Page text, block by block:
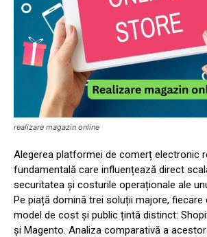
realizare magazin online
Alegerea platformei de comerț electronic
fundamentală care influențează direct
securitatea și costurile operaționale ale
Pe piață domină trei soluții majore, fiecare
model de cost și public țintă distinct:
și Magento. Analiza comparativă a